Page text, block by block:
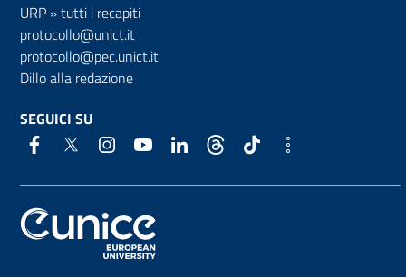
URP »tutti i recapiti
protocollo@unict.it
protocollo@pec.unict.it
Dillo alla redazione
SEGUICI SU